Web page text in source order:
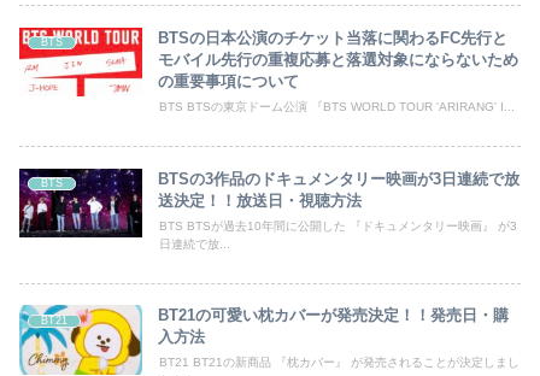
BTS
BTSの日本公演のチケット当落に関わるFC先行と
モバイル先行の重複応募と落選対象にならないため
の重要事項について
BTS BTSの東京ドーム公演 『BTS WORLD TOUR 'ARIRANG' I...
BTS
BTSの3作品のドキュメンタリー映画が3日連続で放
送決定！！放送日・視聴方法
BTS BTSが過去10年間に公開した 『ドキュメンタリー映画』 が3
日連続で放...
BT21
BT21の可愛い枕カバーが発売決定！！発売日・購
入方法
BT21 BT21の新商品 『枕カバー』 が発売されることが決定しまし